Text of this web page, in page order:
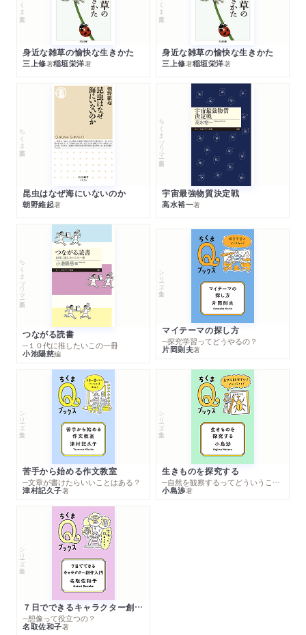
身近な雑草の愉快な生きかた
三上修著稲垣栄洋著
身近な雑草の愉快な生きかた
三上修著稲垣栄洋著
ちくま新書
昆虫はなぜ海にいないのか
朝野維起著
ちくまプリマー新書
宇宙最強物質決定戦
高水裕一著
ちくまプリマー新書
つながる読書
─１０代に推したいこの一冊
小池陽慈編
シリーズ・全集
マイテーマの探し方
─探究学習ってどうやるの？
片岡則夫著
シリーズ・全集
苦手から始める作文教室
─文章が書けたらいいことはある？
津村記久子著
シリーズ・全集
生きものを探究する
─自然を観察するってどういうこと？
小島渉著
シリーズ・全集
７日でできるキャラクター創作入門
─想像って役立つの？
名取佐和子著